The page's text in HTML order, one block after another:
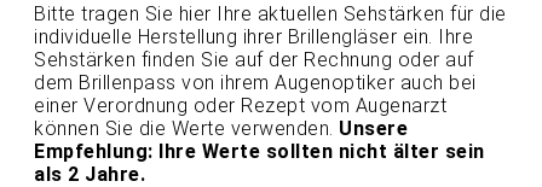
Bitte tragen Sie hier Ihre aktuellen Sehstärken für die
individuelle Herstellung ihrer Brillengläser ein. Ihre
Sehstärken finden Sie auf der Rechnung oder auf
dem Brillenpass von ihrem Augenoptiker auch bei
einer Verordnung oder Rezept vom Augenarzt
können Sie die Werte verwenden. Unsere
Empfehlung: Ihre Werte sollten nicht älter sein
als 2 Jahre.